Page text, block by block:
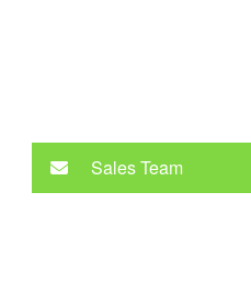
Sales Team